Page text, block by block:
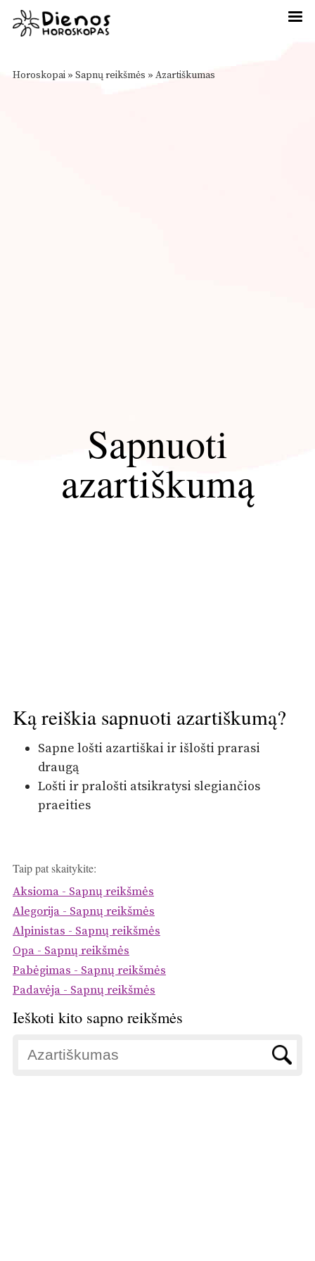
Horoskopai » Sapnų reikšmės » Azartiškumas
Sapnuoti
azartiškumą
Ką reiškia sapnuoti azartiškumą?
Sapne lošti azartiškai ir išlošti prarasi
draugą
Lošti ir pralošti atsikratysi slegiančios
praeities
Taip pat skaitykite:
Aksioma - Sapnų reikšmės
Alegorija - Sapnų reikšmės
Alpinistas - Sapnų reikšmės
Opa - Sapnų reikšmės
Pabėgimas - Sapnų reikšmės
Padavėja - Sapnų reikšmės
Ieškoti kito sapno reikšmės